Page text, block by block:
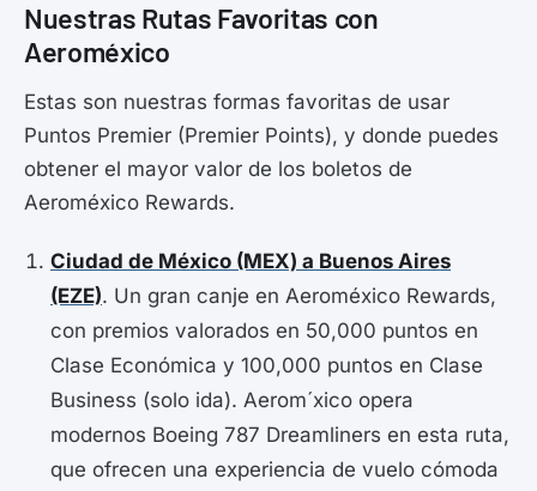
Nuestras Rutas Favoritas con
Aeroméxico
Estas son nuestras formas favoritas de usar
Puntos Premier (Premier Points), y donde puedes
obtener el mayor valor de los boletos de
Aeroméxico Rewards.
Ciudad de México (MEX) a Buenos Aires
(EZE). Un gran canje en Aeroméxico Rewards,
con premios valorados en 50,000 puntos en
Clase Económica y 100,000 puntos en Clase
Business (solo ida). Aerom´xico opera
modernos Boeing 787 Dreamliners en esta ruta,
que ofrecen una experiencia de vuelo cómoda